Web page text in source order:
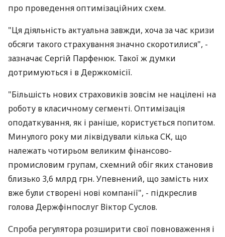
про проведення оптимізаційних схем.
"Ця діяльність актуальна завжди, хоча за час кризи
обсяги такого страхування значно скоротилися", -
зазначає Сергій Парфенюк. Такої ж думки
дотримуються і в Держкомісії.
"Більшість нових страховиків зовсім не націлені на
роботу в класичному сегменті. Оптимізація
оподаткування, як і раніше, користується попитом.
Минулого року ми ліквідували кілька СК, що
належать чотирьом великим фінансово-
промисловим групам, схемний обіг яких становив
близько 3,6 млрд грн. Упевнений, що замість них
вже були створені нові компанії", - підкреслив
голова Держфінпослуг Віктор Суслов.
Спроба регулятора розширити свої повноваження і